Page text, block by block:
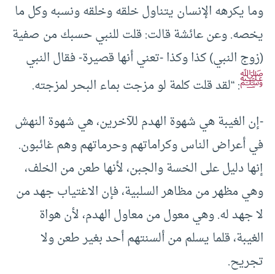
وما يكرهه الإنسان يتناول خلقه وخلقه ونسبه وكل ما
يخصه. وعن عائشة قالت: قلت للنبي حسبك من صفية
(زوج النبي) كذا وكذا -تعني أنها قصيرة- فقال النبي
ﷺ: “لقد قلت كلمة لو مزجت بماء البحر لمزجته.
-إن الغيبة هي شهوة الهدم للآخرين، هي شهوة النهش
في أعراض الناس وكراماتهم وحرماتهم وهم غائبون.
إنها دليل على الخسة والجبن، لأنها طعن من الخلف،
وهي مظهر من مظاهر السلبية، فإن الاغتياب جهد من
لا جهد له. وهي معول من معاول الهدم، لأن هواة
الغيبة، قلما يسلم من ألسنتهم أحد بغير طعن ولا
تجريح.